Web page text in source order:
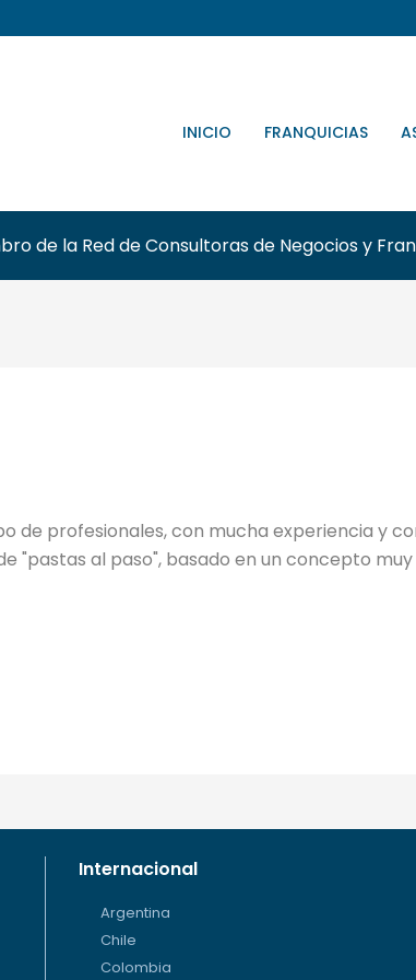
INICIO FRANQUICIAS
de la Red de Consultoras de Negocios y
de profesionales, con mucha experiencia y
"pastas al paso", basado en un concepto
Internacional
Argentina
Chile
Colombia